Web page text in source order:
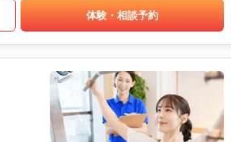
体験・相談予約